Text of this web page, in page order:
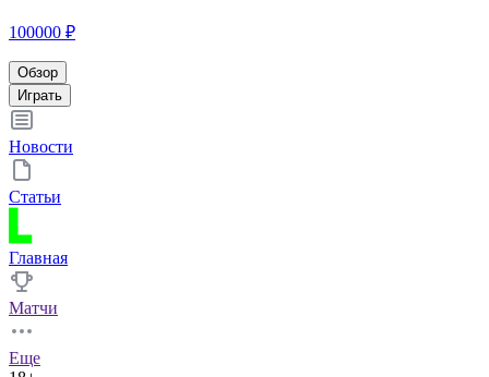
100000 ₽
Обзор
Играть
Новости
Статьи
Главная
Матчи
Еще